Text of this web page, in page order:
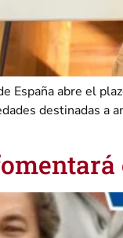
España abre el
destinadas a